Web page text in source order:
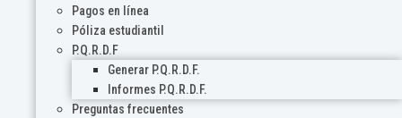
Pagos en línea
Póliza estudiantil
P.Q.R.D.F
Generar P.Q.R.D.F.
Informes P.Q.R.D.F.
Preguntas frecuentes